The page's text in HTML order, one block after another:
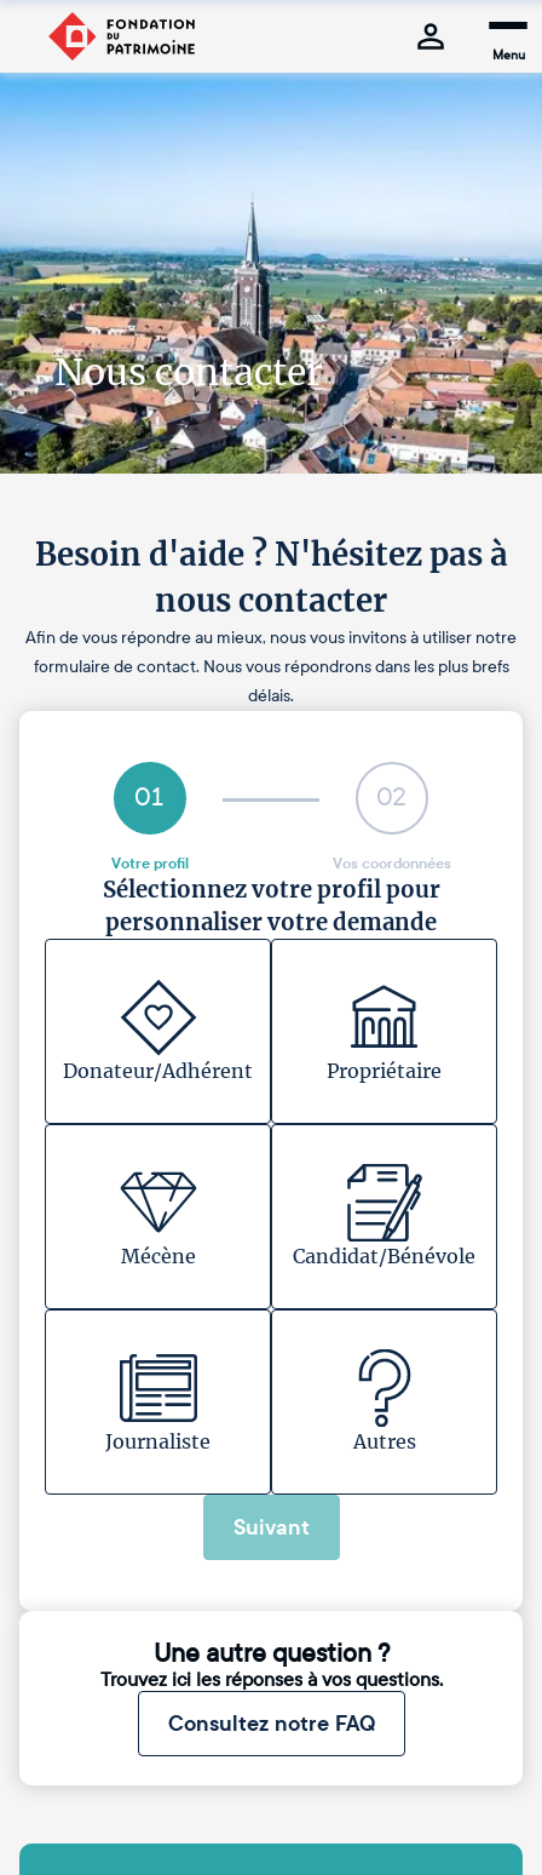
Menu
Nous contacter
Besoin d'aide ? N'hésitez pas à
nous contacter
Afin de vous répondre au mieux, nous vous invitons à utiliser notre
formulaire de contact. Nous vous répondrons dans les plus brefs
délais.
01
Votre profil
02
Vos coordonnées
Sélectionnez votre profil pour
personnaliser votre demande
Donateur/Adhérent Propriétaire
Mécène Candidat/Bénévole
Journaliste Autres
Suivant
Une autre question ?
Trouvez ici les réponses à vos questions.
Consultez notre FAQ